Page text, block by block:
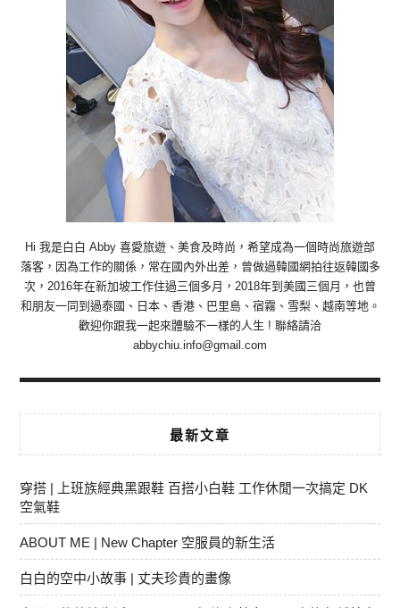
Hi 我是白白 Abby 喜愛旅遊、美食及時尚，希望成為一個時尚旅遊部
落客，因為工作的關係，常在國內外出差，曾做過韓國網拍往返韓國多
次，2016年在新加坡工作住過三個多月，2018年到美國三個月，也曾
和朋友一同到過泰國、日本、香港、巴里島、宿霧、雪梨、越南等地。
歡迎你跟我一起來體驗不一樣的人生 ! 聯絡請洽
abbychiu.info@gmail.com
最新文章
穿搭 | 上班族經典黑跟鞋 百搭小白鞋 工作休閒一次搞定 DK
空氣鞋
ABOUT ME | New Chapter 空服員的新生活
白白的空中小故事 | 丈夫珍貴的畫像